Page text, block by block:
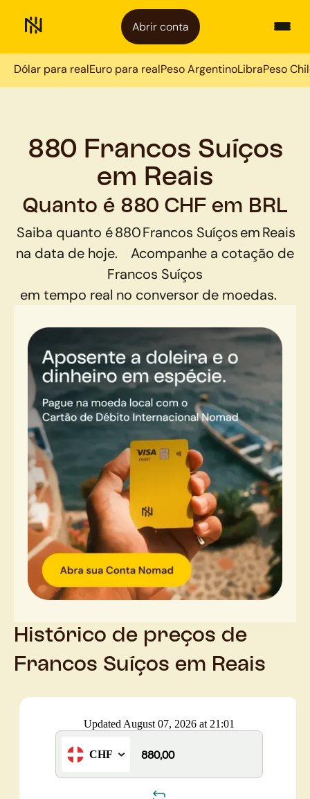
Abrir conta
Dólar para realEuro para realPeso ArgentinoLibraPeso
880 Francos Suíços
em Reais
Quanto é 880 CHF em BRL
Saiba quanto é880Francos SuíçosemReais
na data de hoje.
Acompanhe a cotação de
Francos Suíços
em tempo real no conversor de moedas.
Histórico de preços de
Francos Suíços em Reais